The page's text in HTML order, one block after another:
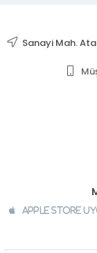
Sanayi Mah.
Apple Store